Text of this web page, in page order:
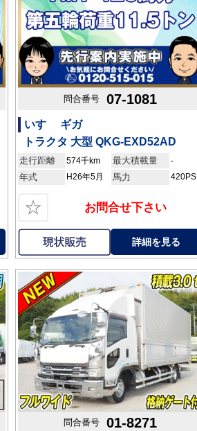
問合番号 07-1081
いすゞ ギガ
トラクタ 大型 QKG-EXD52AD
走行距離 574千km 最大積載量 -
年式 H26年5月 馬力 420PS
☆ お問合せ下さい
詳細を見る
問合番号 01-8271